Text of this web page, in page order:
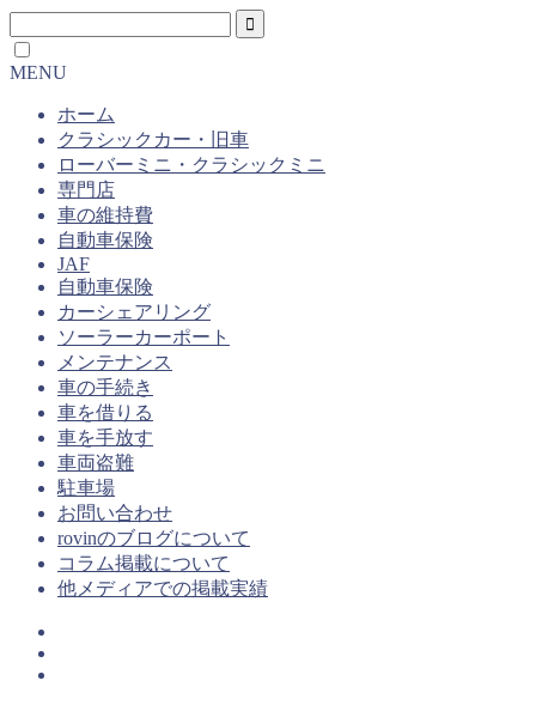
MENU
ホーム
クラシックカー・旧車
ローバーミニ・クラシックミニ
専門店
車の維持費
自動車保険
JAF
自動車保険
カーシェアリング
ソーラーカーポート
メンテナンス
車の手続き
車を借りる
車を手放す
車両盗難
駐車場
お問い合わせ
rovinのブログについて
コラム掲載について
他メディアでの掲載実績